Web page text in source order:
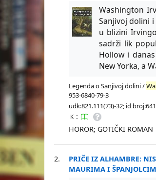
Washington
Sanjivoj dolini i
u blizini
sadrži lik
Hollow i
New Yorka, a
Legenda o Sanjivoj dolini /
953-6840-79-3
udk:821.111(73)-32; id
K :
HOROR; GOTIČKI ROMAN
2.
PRIČE IZ ALHAMBRE:
MAURIMA I